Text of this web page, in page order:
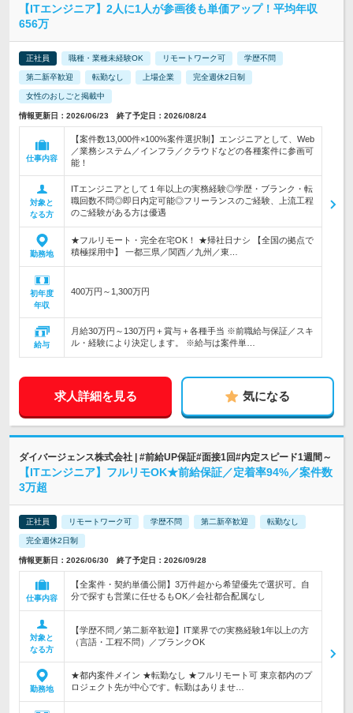
【ITエンジニア】2人に1人が参画後も単価アップ！平均年収
656万
正社員 職種・業種未経験OK リモートワーク可 学歴不問
第二新卒歓迎 転勤なし 上場企業 完全週休2日制
女性のおしごと掲載中
情報更新日：2026/06/23 終了予定日：2026/08/24
仕事内容
【案件数13,000件×100%案件選択制】エンジニアとして、Web
／業務システム／インフラ／クラウドなどの各種案件に参画可
能！
対象と
なる方
ITエンジニアとして１年以上の実務経験◎学歴・ブランク・転
職回数不問◎即日内定可能◎フリーランスのご経験、上流工程
のご経験がある方は優遇
勤務地
★フルリモート・完全在宅OK！ ★帰社日ナシ 【全国の拠点で
積極採用中】 一都三県／関西／九州／東…
初年度
年収
400万円～1,300万円
給与
月給30万円～130万円＋賞与＋各種手当 ※前職給与保証／スキ
ル・経験により決定します。 ※給与は案件単…
求人詳細を見る 気になる
ダイバージェンス株式会社 | #前給UP保証#面接1回#内定スピード1週間～
【ITエンジニア】フルリモOK★前給保証／定着率94%／案件数
3万超
正社員 リモートワーク可 学歴不問 第二新卒歓迎 転勤なし
完全週休2日制
情報更新日：2026/06/30 終了予定日：2026/09/28
仕事内容
【全案件・契約単価公開】3万件超から希望優先で選択可。自
分で探すも営業に任せるもOK／会社都合配属なし
対象と
なる方
【学歴不問／第二新卒歓迎】IT業界での実務経験1年以上の方
（言語・工程不問）／ブランクOK
勤務地
★都内案件メイン ★転勤なし ★フルリモート可 東京都内のプ
ロジェクト先が中心です。転勤はありませ…